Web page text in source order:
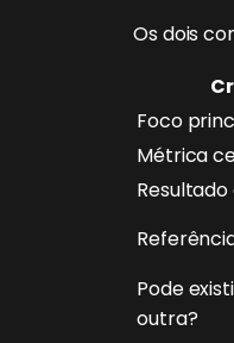
Os dois
Foco
Métrica
Pode
outra?